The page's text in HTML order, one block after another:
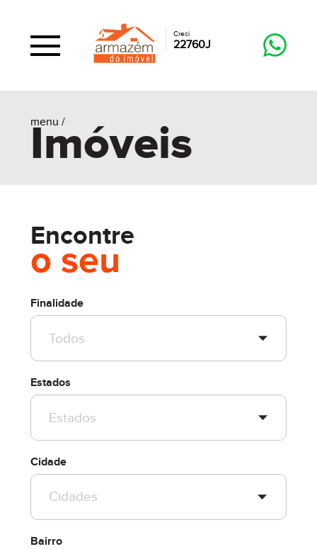
Creci
22760J
menu /
Imóveis
Encontre
o seu
Finalidade
Estados
Cidade
Bairro